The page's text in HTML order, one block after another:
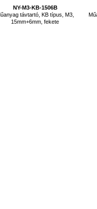
NY-M3-KB-1506B
távtartó, KB típus, M3,
15mm+6mm, fekete